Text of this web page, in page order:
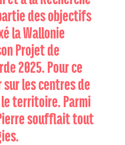
des objectifs
la Wallonie
Projet de
2025. Pour ce
les centres de
territoire. Parmi
soufflait tout